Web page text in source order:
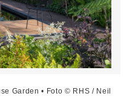
Garden • Foto © RHS / Neil